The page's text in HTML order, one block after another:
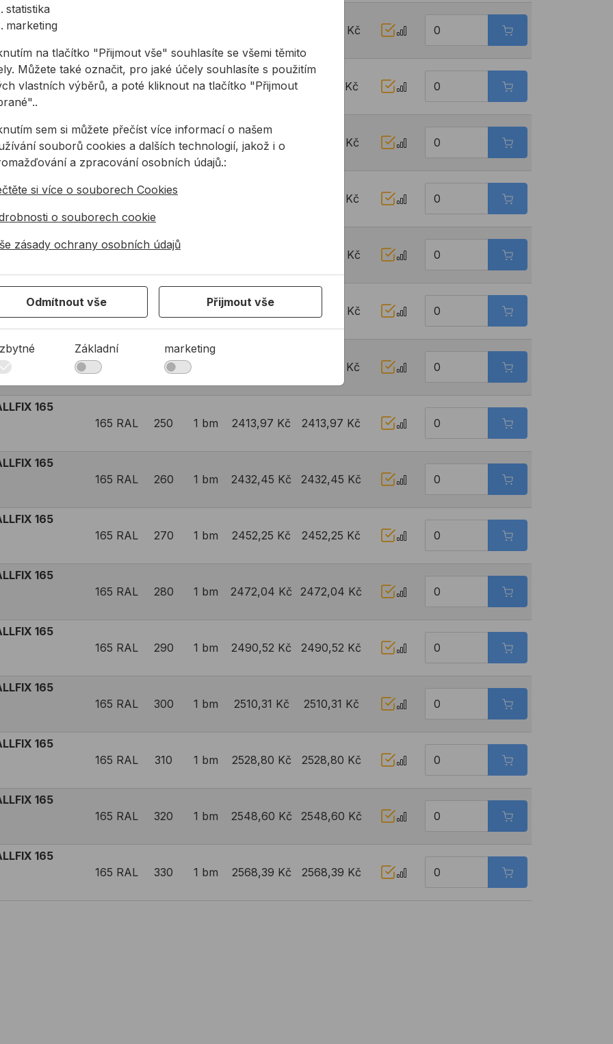
165
2201,47 Kč
165
165 330 1 bm 2217,31 Kč 2217,31 Kč
165
165 RAL 200 1 bm 2317,62 Kč 2317,62 Kč
165
165 RAL 210 2336,10 Kč
165
165 RAL 220 2355,89 Kč
165
165 RAL 1 bm 2374,38 Kč 2374,38 Kč
165
165 RAL 240 2394,18 Kč
165
165 RAL 250 1 bm 2413,97 Kč 2413,97 Kč
165
165 RAL 260 1 bm 2432,45 Kč 2432,45 Kč
165
165 RAL 270 1 bm 2452,25 Kč 2452,25 Kč
165
165 RAL 280 1 bm 2472,04 Kč 2472,04 Kč
165
165 RAL 290 1 bm 2490,52 Kč 2490,52 Kč
165
165 RAL 300 1 bm 2510,31 Kč 2510,31 Kč
165
165 RAL 310 1 bm 2528,80 Kč 2528,80 Kč
165
165 RAL 320 1 bm 2548,60 Kč 2548,60 Kč
165
165 RAL 330 1 bm 2568,39 Kč 2568,39 Kč
statistika
marketing
na tlačítko "Přijmout vše" souhlasíte se všemi těmito
Můžete také označit, pro jaké účely souhlasíte s použitím
vlastních výběrů, a poté kliknout na tlačítko "Přijmout
sem si můžete přečíst více informací o našem
souborů cookies a dalších technologií, jakož i o
a zpracování osobních údajů.:
si více o souborech Cookies
o souborech cookie
zásady ochrany osobních údajů
Odmítnout vše Přijmout vše
Základní marketing